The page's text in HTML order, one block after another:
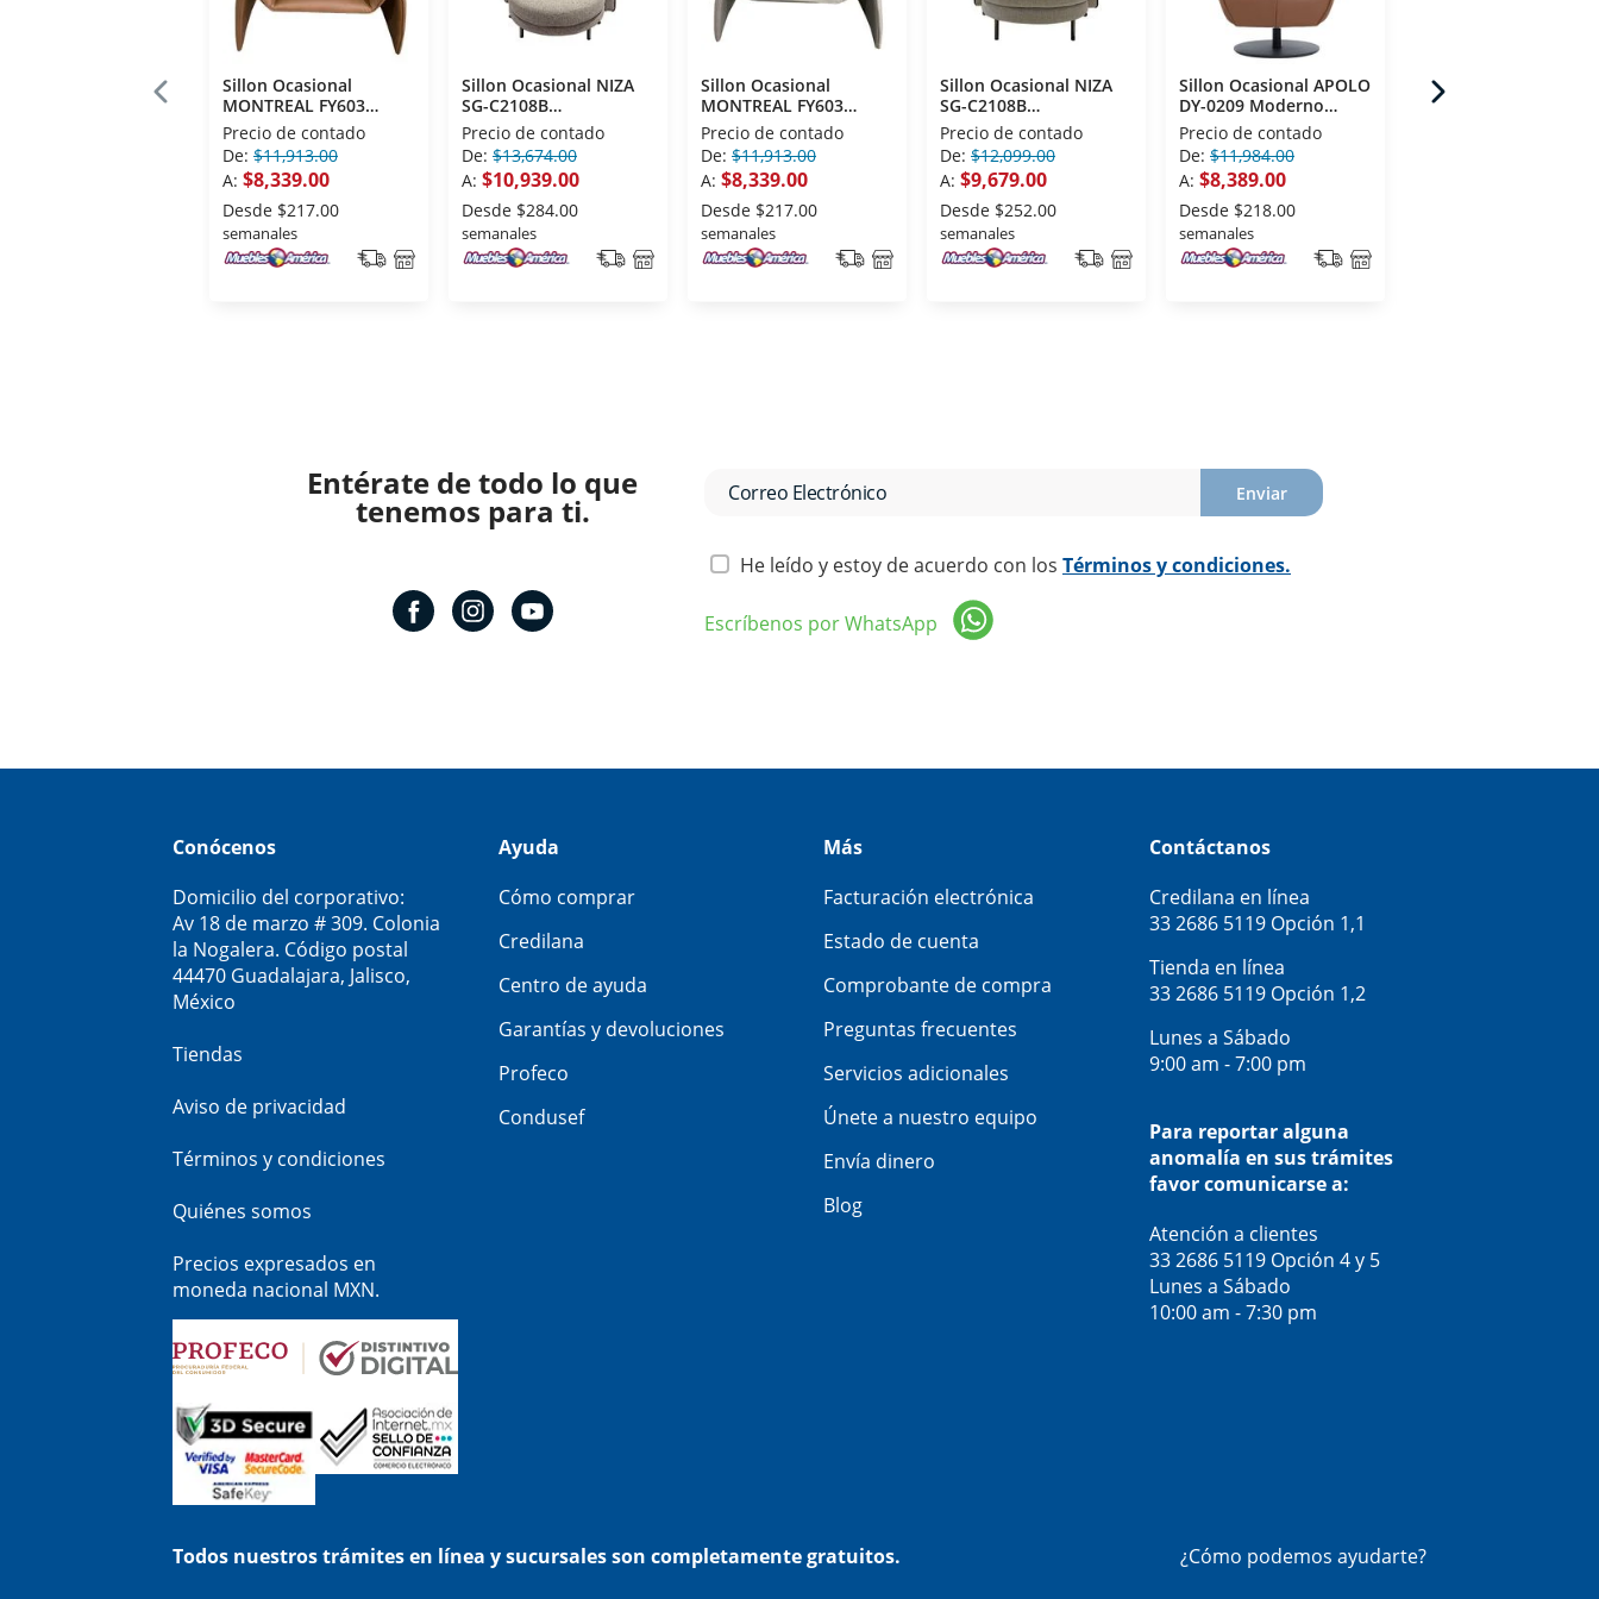
Sillon Ocasional
MONTREAL FY603
Moderno Camel
Precio de contado
De: $11,913.00
A: $8,339.00
Desde $217.00
semanales
Sillon Ocasional NIZA
SG-C2108B
Contemporaneo Beige
Precio de contado
De: $13,674.00
A: $10,939.00
Desde $284.00
semanales
Sillon Ocasional
MONTREAL FY603
Moderno Beige
Precio de contado
De: $11,913.00
A: $8,339.00
Desde $217.00
semanales
Sillon Ocasional NIZA
SG-C2108B
Contemporaneo Gris
Precio de contado
De: $12,099.00
A: $9,679.00
Desde $252.00
semanales
Sillon Ocasional APOLO
DY-0209 Moderno
Camel
Precio de contado
De: $11,984.00
A: $8,389.00
Desde $218.00
semanales
Sillon Bug
Contemporaneo Gris
Entérate de todo lo que
tenemos para ti. Enviar
He leído y estoy de acuerdo con los Términos y condiciones.
Escríbenos por WhatsApp
Conócenos
Domicilio del corporativo:
Av 18 de marzo # 309. Colonia
la Nogalera. Código postal
44470 Guadalajara, Jalisco,
México
Tiendas
Aviso de privacidad
Términos y condiciones
Quiénes somos
Precios expresados en
moneda nacional MXN.
Ayuda
Cómo comprar
Credilana
Centro de ayuda
Garantías y devoluciones
Profeco
Condusef
Más
Facturación electrónica
Estado de cuenta
Comprobante de compra
Preguntas frecuentes
Servicios adicionales
Únete a nuestro equipo
Envía dinero
Blog
Contáctanos
Credilana en línea
33 2686 5119 Opción 1,1
Tienda en línea
33 2686 5119 Opción 1,2
Lunes a Sábado
9:00 am - 7:00 pm
Para reportar alguna
anomalía en sus trámites
favor comunicarse a:
Atención a clientes
33 2686 5119 Opción 4 y 5
Lunes a Sábado
10:00 am - 7:30 pm
Todos nuestros trámites en línea y sucursales son completamente gratuitos. ¿Cómo podemos ayudarte?